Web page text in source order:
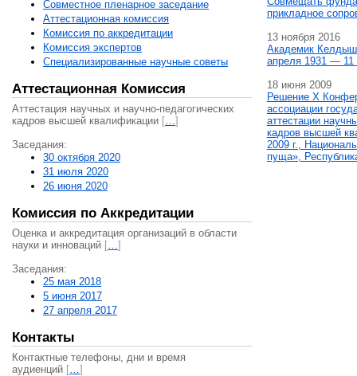
Совместное пленарное заседание
Аттестационная комисcия
Комиссия по аккредитации
Комиссия экспертов
Специализированные научные советы
Аттестационная Комиссия
Аттестация научных и научно-педагогических
кадров высшей квалификации […]
Заседания:
30 октября 2020
31 июля 2020
26 июня 2020
Комиссия по Аккредитации
Оценка и аккредитация организаций в области
науки и инноваций […]
Заседания:
25 мая 2018
5 июня 2017
27 апреля 2017
Контакты
Контактные телефоны, дни и время
аудиенций […]
прикладное
13 ноября 2016
Академик
апреля 1931 — 11
18 июня 2009
Решение X
ассоциации
аттестации
кадров высшей
2009 г.,
пуща»,